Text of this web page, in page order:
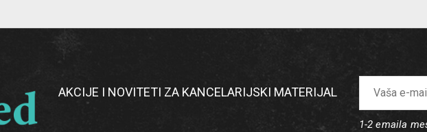
AKCIJE I NOVITETI ZA KANCELARIJSKI MATERIJAL
1-2 emaila